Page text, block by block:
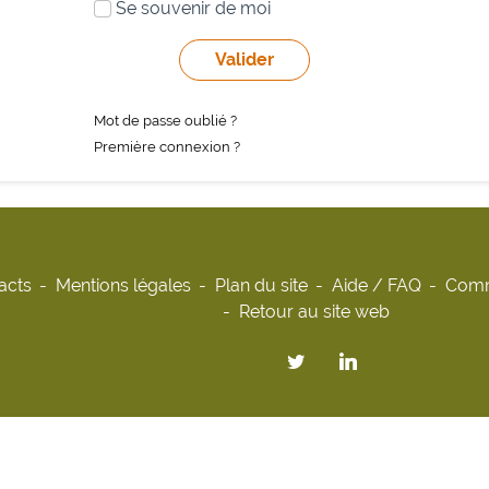
Se souvenir de moi
Mot de passe oublié ?
Première connexion ?
Mentions légales Plan du site Aide / FAQ
Retour au site web